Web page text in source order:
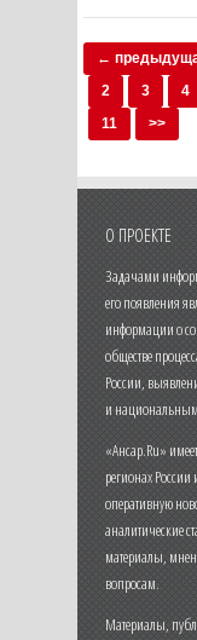
←
2
3 4
11
>>
О ПРОЕКТЕ
Задачами
его появления
информации о
обществе
России,
и
«Ансар.Ru»
регионах
оперативную
аналитические
материалы,
вопросам.
Материалы,